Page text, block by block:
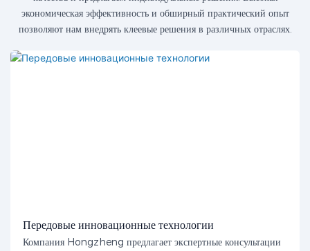
экономическая эффективность и обширный практический опыт
позволяют нам внедрять клеевые решения в различных отраслях.
Передовые инновационные технологии
Компания Hongzheng предлагает экспертные консультации